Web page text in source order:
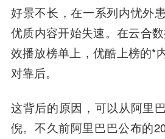
好景不长，在一系列内忧外
优质内容开始失速。在云合
效播放榜单上，优酷上榜的*
对靠后。
这背后的原因，可以从阿里
倪。不久前阿里巴巴公布的